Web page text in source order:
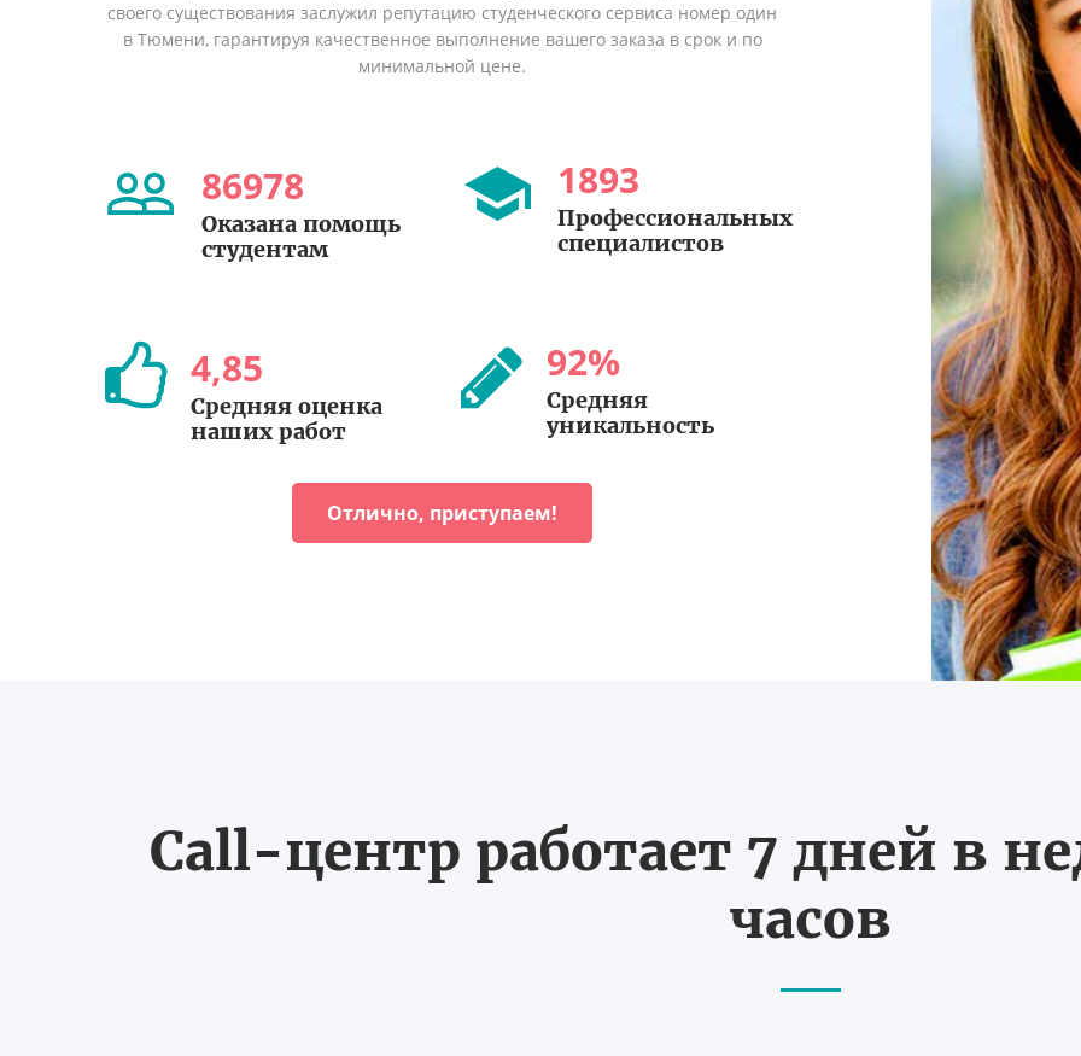
своего существования заслужил репутацию студенческого сервиса номер один
в Тюмени, гарантируя качественное выполнение вашего заказа в срок и по
минимальной цене.
86978
Оказана помощь
студентам
1893
Профессиональных
специалистов
4,85
Средняя оценка
наших работ
92%
Средняя
уникальность
Отлично, приступаем!
Call-центр работает 7 дней в
часов